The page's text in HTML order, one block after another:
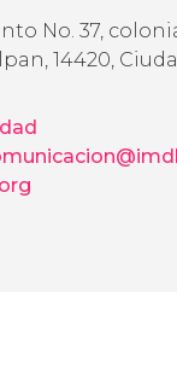
No. 37,
14420,